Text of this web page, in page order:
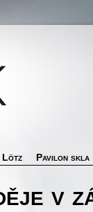
Lötz Pavilon skla
v